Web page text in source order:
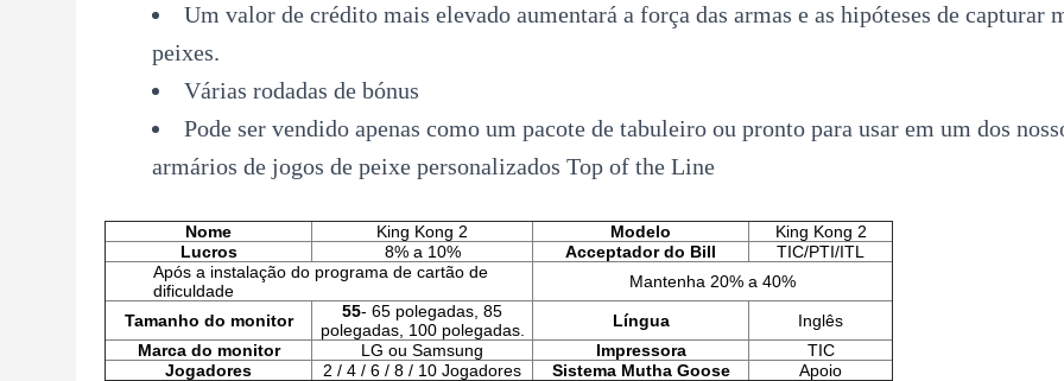
Um valor de crédito mais elevado aumentará a força das armas e as hipóteses de capturar
peixes.
Várias rodadas de bónus
Pode ser vendido apenas como um pacote de tabuleiro ou pronto para usar em um dos
armários de jogos de peixe personalizados Top of the Line
Nome King Kong 2 Modelo
King Kong 2
Lucros
8% a 10% Acceptador do Bill
TIC/PTI/ITL
Após a instalação do programa de cartão de
dificuldade
Mantenha 20% a 40%
Tamanho do monitor 55- 65 polegadas, 85
polegadas, 100 polegadas.
Língua
Inglês
Marca do monitor
LG ou Samsung Impressora
TIC
Jogadores
2 / 4 / 6 / 8 / 10 Jogadores Sistema Mutha Goose Apoio